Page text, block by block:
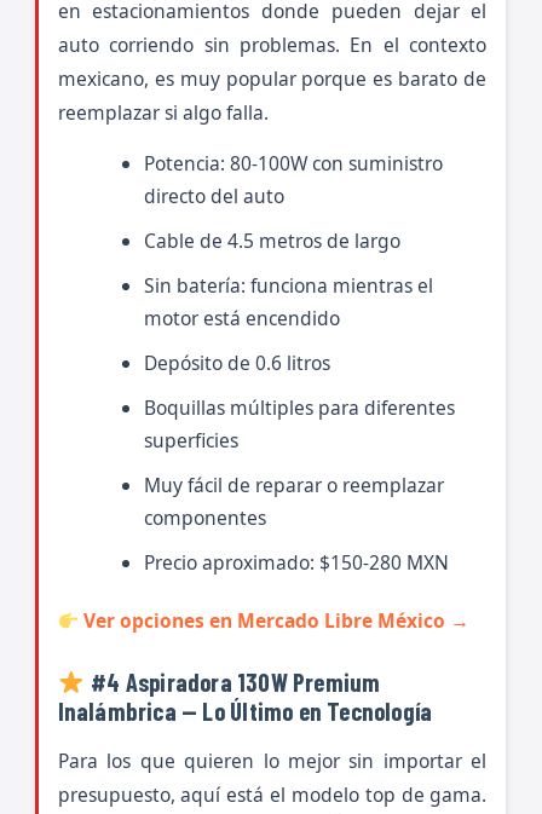
en estacionamientos donde pueden dejar el
auto corriendo sin problemas. En el contexto
mexicano, es muy popular porque es barato de
reemplazar si algo falla.
Potencia: 80-100W con suministro
directo del auto
Cable de 4.5 metros de largo
Sin batería: funciona mientras el
motor está encendido
Depósito de 0.6 litros
Boquillas múltiples para diferentes
superficies
Muy fácil de reparar o reemplazar
componentes
Precio aproximado: $150-280 MXN
Ver opciones en Mercado Libre México →
#4 Aspiradora 130W Premium
Inalámbrica — Lo Último en Tecnología
Para los que quieren lo mejor sin importar el
presupuesto, aquí está el modelo top de gama.